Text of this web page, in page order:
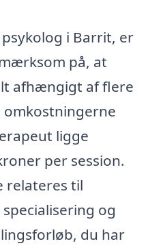
i Barrit, er
på, at
afhængigt af flere
omkostningerne
ligge
per session.
relateres til
og
du har